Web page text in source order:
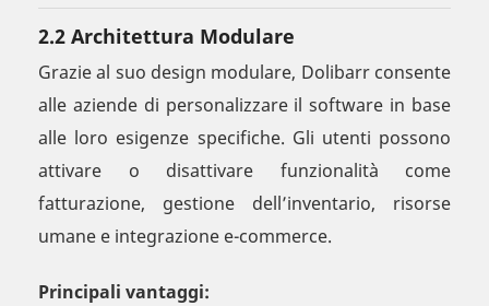
2.2 Architettura Modulare
Grazie al suo design modulare, Dolibarr consente
alle aziende di personalizzare il software in base
alle loro esigenze specifiche. Gli utenti possono
attivare o disattivare funzionalità come
fatturazione, gestione dell’inventario, risorse
umane e integrazione e-commerce.
Principali vantaggi: